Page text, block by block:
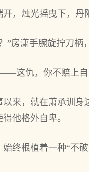
开，烛光摇曳下，丹
”房潇手腕旋拧刀柄
这仇，你不赔上自
以来，就在萧承训身
他格外自卑。
终根植着一种“不